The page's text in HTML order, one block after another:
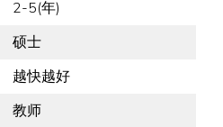
2-5(年)
硕士
越快越好
教师